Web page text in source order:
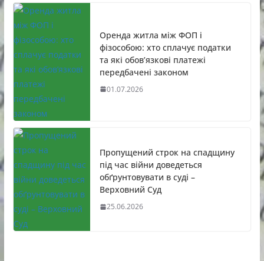
Оренда житла між ФОП і
фізособою: хто сплачує податки
та які обов’язкові платежі
передбачені законом
01.07.2026
Пропущений строк на спадщину
під час війни доведеться
обґрунтовувати в суді –
Верховний Суд
25.06.2026